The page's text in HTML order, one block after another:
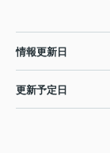
情報更新日
更新予定日